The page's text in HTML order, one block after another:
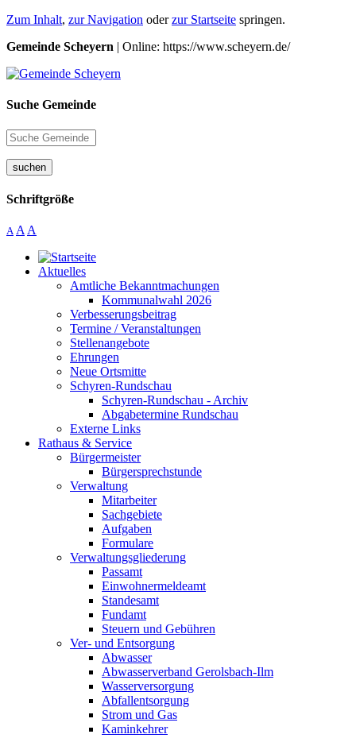
Zum Inhalt, zur Navigation oderzur Startseite springen.
Gemeinde Scheyern | Online: https://www.scheyern.de/
Suche Gemeinde
suchen
Schriftgröße
A A A
Aktuelles
Amtliche Bekanntmachungen
Kommunalwahl 2026
Verbesserungsbeitrag
Termine / Veranstaltungen
Stellenangebote
Ehrungen
Neue Ortsmitte
Schyren-Rundschau
Schyren-Rundschau - Archiv
Abgabetermine Rundschau
Externe Links
Rathaus & Service
Bürgermeister
Bürgersprechstunde
Verwaltung
Mitarbeiter
Sachgebiete
Aufgaben
Formulare
Verwaltungsgliederung
Passamt
Einwohnermeldeamt
Standesamt
Fundamt
Steuern und Gebühren
Ver- und Entsorgung
Abwasser
Abwasserverband Gerolsbach-Ilm
Wasserversorgung
Abfallentsorgung
Strom und Gas
Kaminkehrer